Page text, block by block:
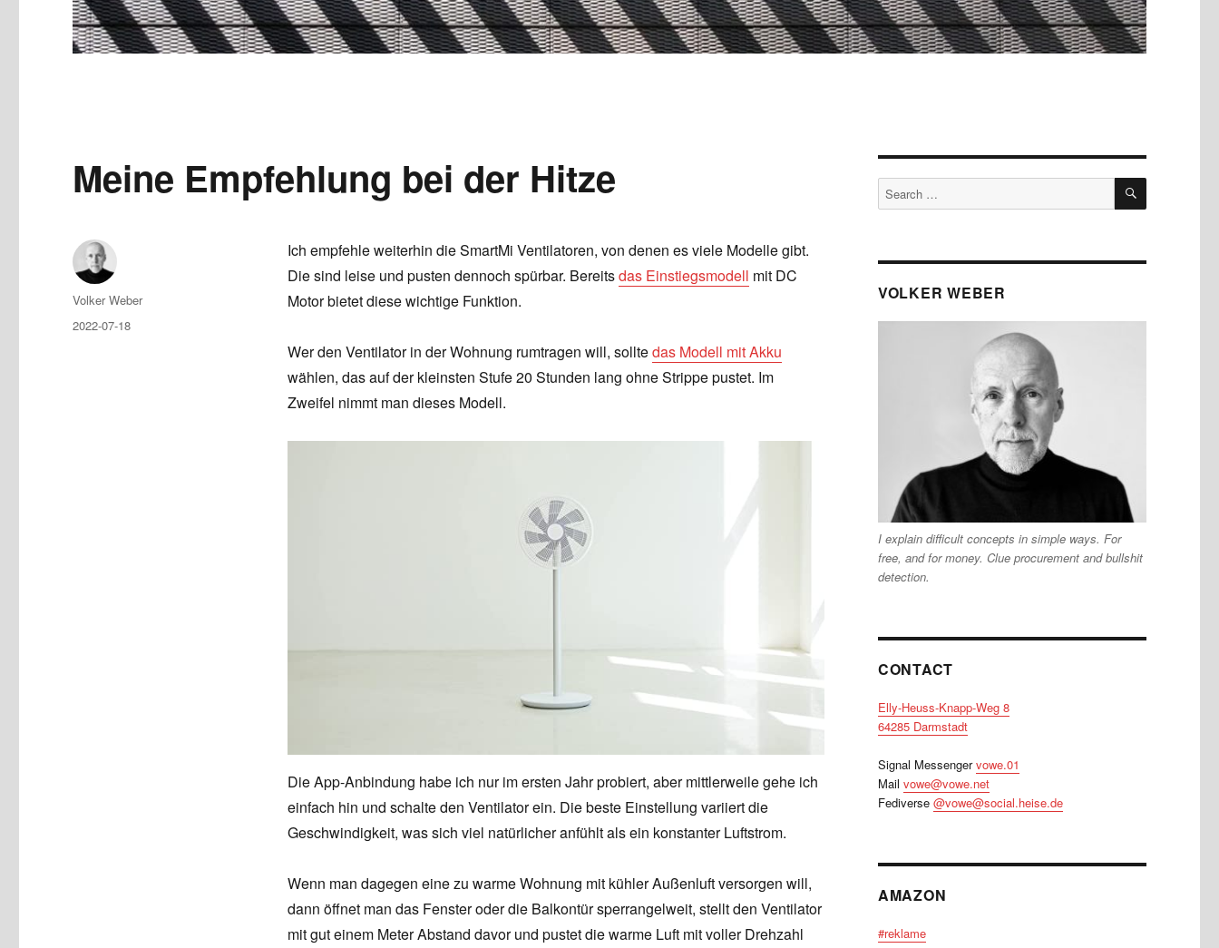
Meine Empfehlung bei der Hitze
Ich empfehle weiterhin die SmartMi Ventilatoren, von denen es viele Modelle gibt.
Die sind leise und pusten dennoch spürbar. Bereitsdas Einstiegsmodell mit DC
Motor bietet diese wichtige Funktion.
Wer den Ventilator in der Wohnung rumtragen will, solltedas Modell mit Akku
wählen, das auf der kleinsten Stufe 20 Stunden lang ohne Strippe pustet. Im
Zweifel nimmt man dieses Modell.
Die App-Anbindung habe ich nur im ersten Jahr probiert, aber mittlerweile gehe ich
einfach hin und schalte den Ventilator ein. Die beste Einstellung variiert die
Geschwindigkeit, was sich viel natürlicher anfühlt als ein konstanter Luftstrom.
Wenn man dagegen eine zu warme Wohnung mit kühler Außenluft versorgen will,
dann öffnet man das Fenster oder die Balkontür sperrangelweit, stellt den Ventilator
mit gut einem Meter Abstand davor und pustet die warme Luft mit voller Drehzahl
Author
Volker Weber
Posted
2022-07-18
Search
for:
SEARCH
VOLKER WEBER
I explain difficult concepts in simple ways. For
free, and for money. Clue procurement and bullshit
detection.
CONTACT
Elly-Heuss-Knapp-Weg 8
64285 Darmstadt
Signal Messengervowe.01
Mail vowe@vowe.net
Fediverse @vowe@social.heise.de
AMAZON
#reklame